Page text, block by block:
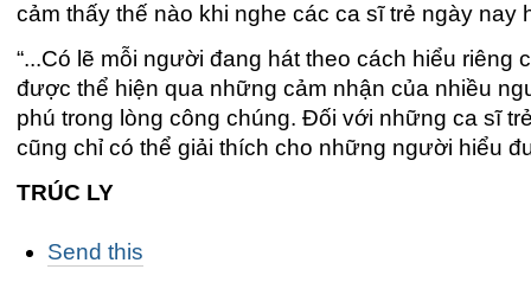
cảm thấy thế nào khi nghe các ca sĩ trẻ ngày nay
“...Có lẽ mỗi người đang hát theo cách hiểu
được thể hiện qua những cảm nhận của nhiều
phú trong lòng công chúng. Đối với những ca sĩ
cũng chỉ có thể giải thích cho những người hiểu
TRÚC LY
thao
Send this